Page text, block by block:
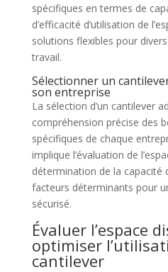
spécifiques en termes de
d’efficacité d’utilisation de
solutions flexibles pour
travail.
Sélectionner un
son entreprise
La sélection d’un cantilever
compréhension précise des
spécifiques de chaque
implique l’évaluation de
détermination de la capacité
facteurs déterminants pour
sécurisé.
Évaluer l’espace
optimiser
cantilever